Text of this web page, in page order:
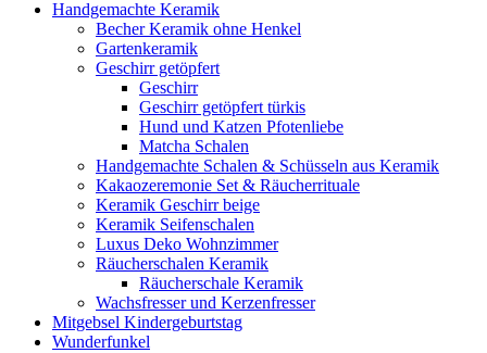
Handgemachte Keramik
Becher Keramik ohne Henkel
Gartenkeramik
Geschirr getöpfert
Geschirr
Geschirr getöpfert türkis
Hund und Katzen Pfotenliebe
Matcha Schalen
Handgemachte Schalen & Schüsseln aus Keramik
Kakaozeremonie Set & Räucherrituale
Keramik Geschirr beige
Keramik Seifenschalen
Luxus Deko Wohnzimmer
Räucherschalen Keramik
Räucherschale Keramik
Wachsfresser und Kerzenfresser
Mitgebsel Kindergeburtstag
Wunderfunkel